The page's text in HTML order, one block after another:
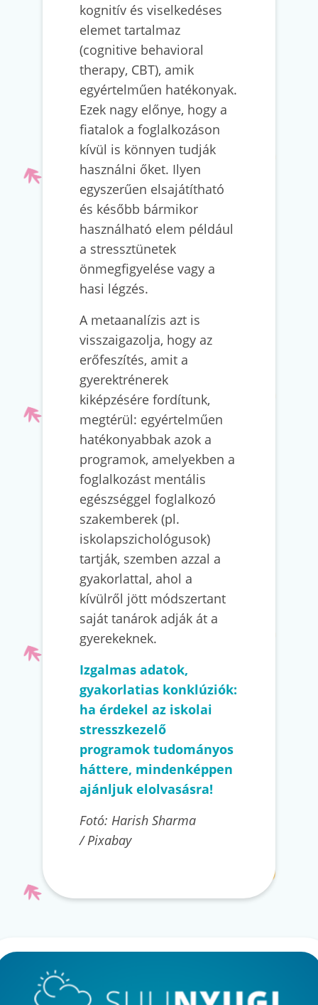
kognitív és viselkedéses
elemet tartalmaz
(cognitive behavioral
therapy, CBT), amik
egyértelműen hatékonyak.
Ezek nagy előnye, hogy a
fiatalok a foglalkozáson
kívül is könnyen tudják
használni őket. Ilyen
egyszerűen elsajátítható
és később bármikor
használható elem például
a stressztünetek
önmegfigyelése vagy a
hasi légzés.
A metaanalízis azt is
visszaigazolja, hogy az
erőfeszítés, amit a
gyerektrénerek
kiképzésére fordítunk,
megtérül: egyértelműen
hatékonyabbak azok a
programok, amelyekben a
foglalkozást mentális
egészséggel foglalkozó
szakemberek (pl.
iskolapszichológusok)
tartják, szemben azzal a
gyakorlattal, ahol a
kívülről jött módszertant
saját tanárok adják át a
gyerekeknek.
Izgalmas adatok,
gyakorlatias konklúziók:
ha érdekel az iskolai
stresszkezelő
programok tudományos
háttere, mindenképpen
ajánljuk elolvasásra!
Fotó: Harish Sharma
/ Pixabay